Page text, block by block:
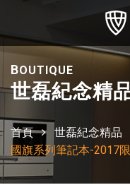
BOUTIQUE
世磊紀念精
首頁 世磊紀念精品
國旗系列筆記本-2017